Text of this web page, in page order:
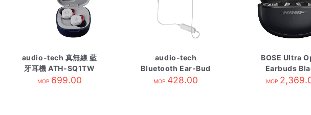
audio-tech 真無線 藍
牙耳機 ATH-SQ1TW
NRD 紺紅
MOP 699.00
audio-tech
Bluetooth Ear-Bud
Earphones 白 ATH-
MOP 428.00
BOSE Ultra
Earbuds
MOP